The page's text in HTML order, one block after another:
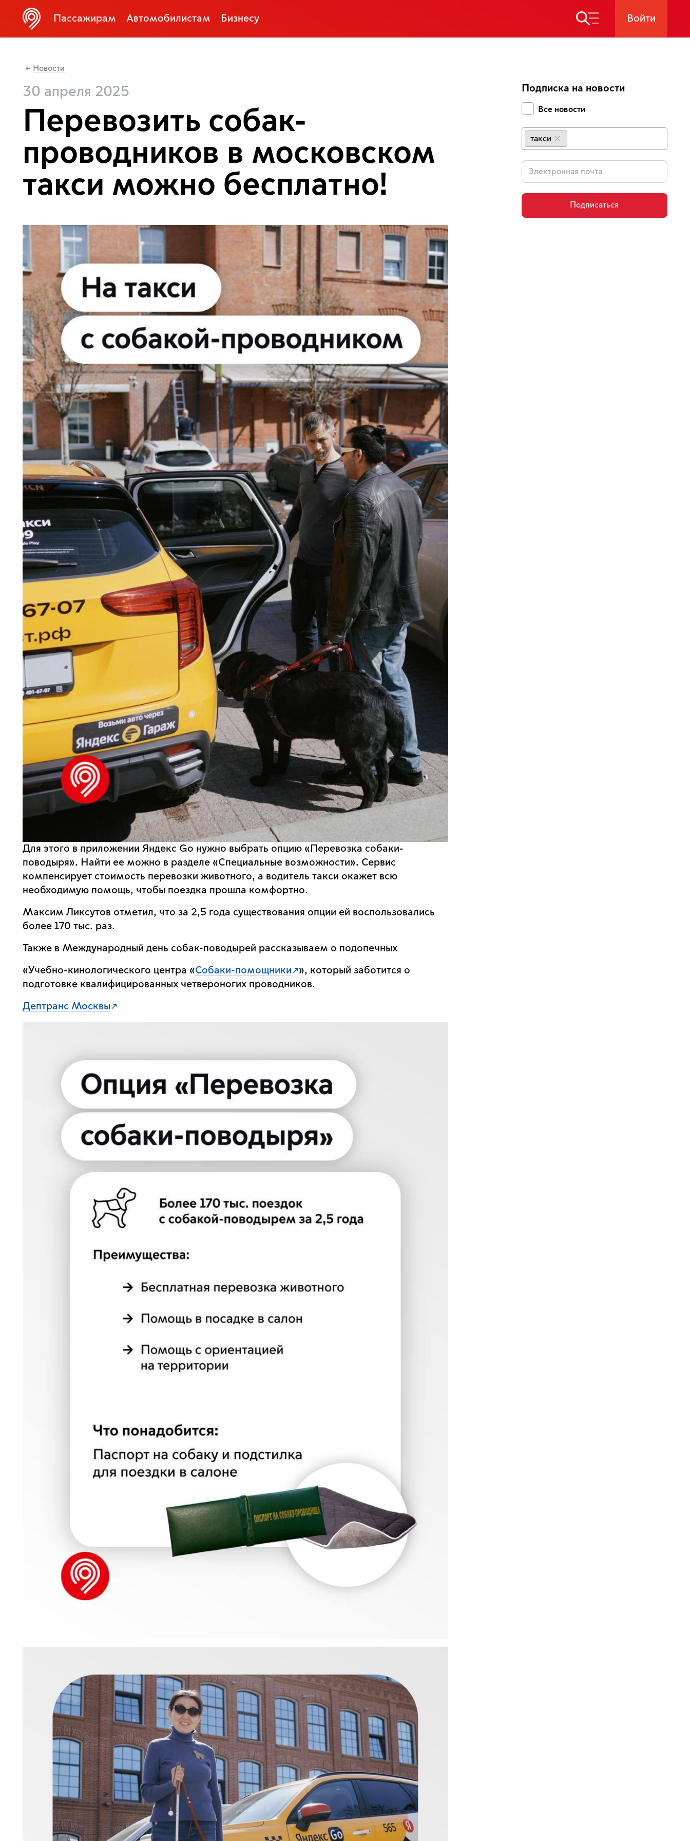
Пассажирам Автомобилистам Бизнесу Войти
← Новости
30 апреля 2025
Перевозить собак-
проводников в московском
такси можно бесплатно!
Для этого в приложении Яндекс Go нужно выбрать опцию «Перевозка собаки-
поводыря». Найти ее можно в разделе «Специальные возможности». Сервис
компенсирует стоимость перевозки животного, а водитель такси окажет всю
необходимую помощь, чтобы поездка прошла комфортно.
Максим Ликсутов отметил, что за 2,5 года существования опции ей воспользовались
более 170 тыс. раз.
Также в Международный день собак-поводырей рассказываем о подопечных
«Учебно-кинологического центра «Собаки-помощники
», который заботится о
подготовке квалифицированных четвероногих проводников.
Дептранс Москвы
Подписка на новости
Все новости
такси
Подписаться